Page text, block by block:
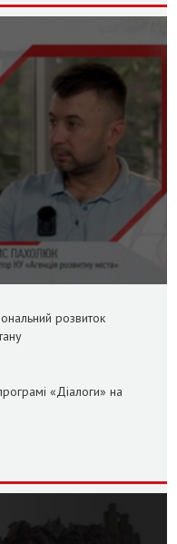
розвиток
«Діалоги» на